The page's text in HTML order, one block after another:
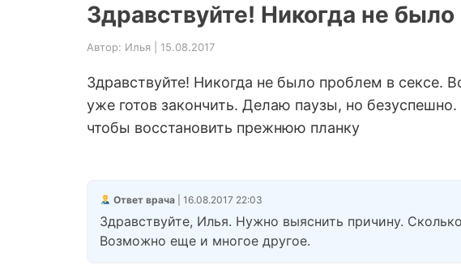
Здравствуйте! Никогда не
Автор: Илья | 15.08.2017
Здравствуйте! Никогда не было проблем в сексе.
уже готов закончить. Делаю паузы, но
чтобы восстановить прежнюю планку
Ответ врача| 16.08.2017 22:03
Здравствуйте, Илья. Нужно выяснить причину.
Возможно еще и многое другое.